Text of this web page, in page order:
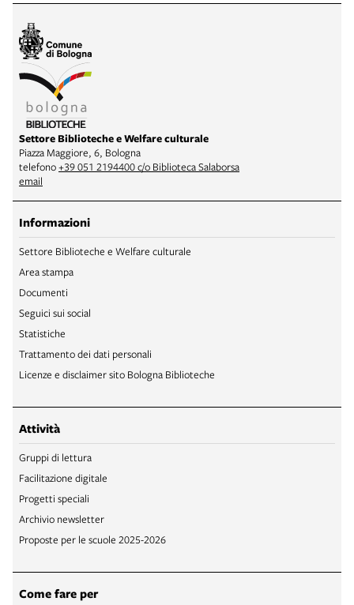
Settore Biblioteche e Welfare culturale
Piazza Maggiore, 6, Bologna
telefono+39 051 2194400 c/o Biblioteca Salaborsa
email
Informazioni
Settore Biblioteche e Welfare culturale
Area stampa
Documenti
Seguici sui social
Statistiche
Trattamento dei dati personali
Licenze e disclaimer sito Bologna Biblioteche
Attività
Gruppi di lettura
Facilitazione digitale
Progetti speciali
Archivio newsletter
Proposte per le scuole 2025-2026
Come fare per